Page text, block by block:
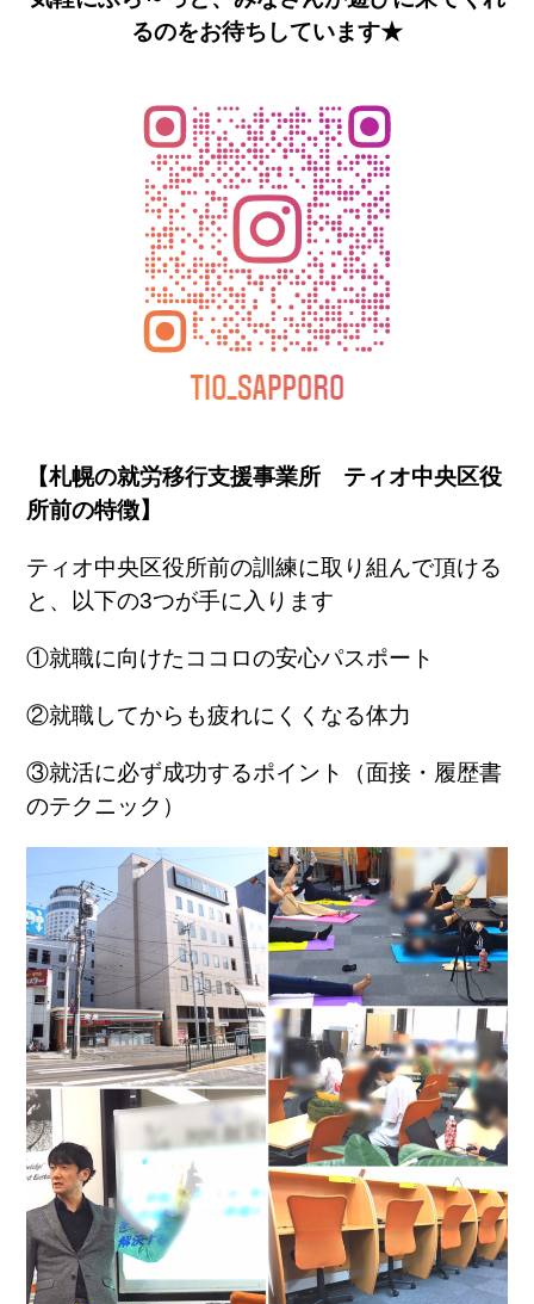
るのをお待ちしています★
【札幌の就労移行支援事業所 ティオ中央区役
所前の特徴】
ティオ中央区役所前の訓練に取り組んで頂ける
と、以下の3つが手に入ります
①就職に向けたココロの安心パスポート
②就職してからも疲れにくくなる体力
③就活に必ず成功するポイント（面接・履歴書
のテクニック）